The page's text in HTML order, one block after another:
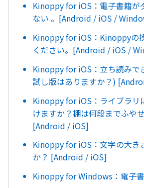
Kinoppy for iOS：電子書籍が
ない 。[Android / iOS /
Kinoppy for iOS：Kinoppyの
ください。[Android / iOS /
Kinoppy for iOS：立ち読みで
試し版はありますか？)
Kinoppy for iOS：ライブラリ
けますか？棚は何段までふや
[Android / iOS]
Kinoppy for iOS：文字の大き
か？ [Android / iOS]
Kinoppy for Windows：電子